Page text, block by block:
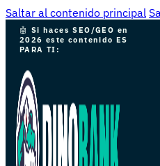
Saltar al contenido principal
🤖 Si haces SEO/GEO en
2026 este contenido ES
PARA TI: